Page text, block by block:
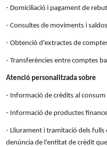
- Domiciliació i pagament de
- Consultes de moviments i
- Obtenció d'extractes de
- Transferències entre comptes
Atenció personalitzada sobre
- Informació de crèdits al
- Informació de productes
- Lliurament i tramitació dels
denúncia de l'entitat de crèdit